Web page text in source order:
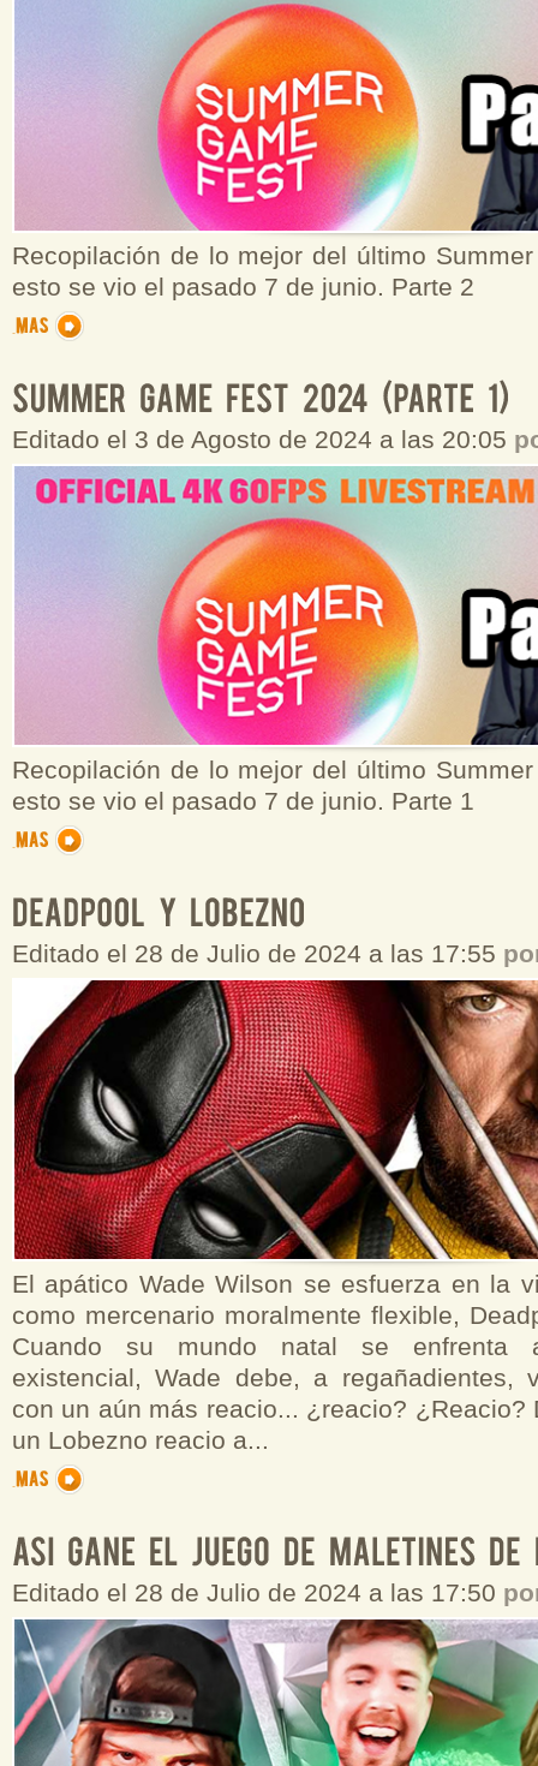
Recopilación de lo mejor del último
esto se vio el pasado 7 de junio. Parte 2
Editado el 3 de Agosto de 2024 a las 20:05
Recopilación de lo mejor del último
esto se vio el pasado 7 de junio. Parte 1
Editado el 28 de Julio de 2024 a las 17:55
El apático Wade Wilson se esfuerza en la
como mercenario moralmente flexible,
Cuando su mundo natal se enfrenta
existencial, Wade debe, a regañadientes,
con un aún más reacio... ¿reacio? ¿Reacio?
un Lobezno reacio a...
Editado el 28 de Julio de 2024 a las 17:50